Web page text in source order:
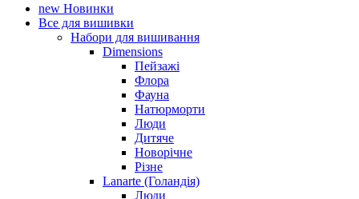
new Новинки
Все для вишивки
Набори для вишивання
Dimensions
Пейзажі
Флора
Фауна
Натюрморти
Люди
Дитяче
Новорічне
Різне
Lanarte (Голандія)
Люди